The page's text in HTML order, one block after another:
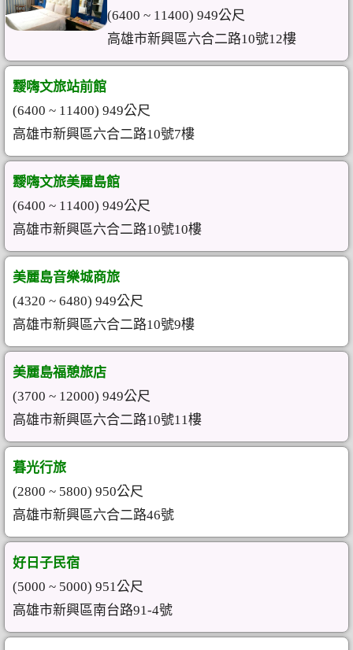
(6400 ~ 11400) 949公尺
高雄市新興區六合二路10號12樓
靉嗨文旅站前館
(6400 ~ 11400) 949公尺
高雄市新興區六合二路10號7樓
靉嗨文旅美麗島館
(6400 ~ 11400) 949公尺
高雄市新興區六合二路10號10樓
美麗島音樂城商旅
(4320 ~ 6480) 949公尺
高雄市新興區六合二路10號9樓
美麗島福憩旅店
(3700 ~ 12000) 949公尺
高雄市新興區六合二路10號11樓
暮光行旅
(2800 ~ 5800) 950公尺
高雄市新興區六合二路46號
好日子民宿
(5000 ~ 5000) 951公尺
高雄市新興區南台路91-4號